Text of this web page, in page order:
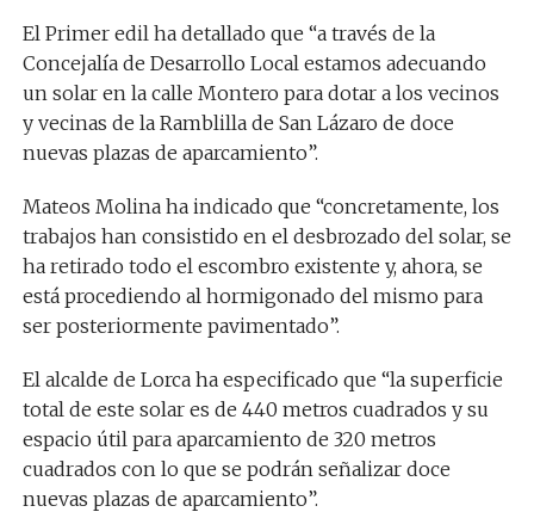
El Primer edil ha detallado que “a través de la
Concejalía de Desarrollo Local estamos adecuando
un solar en la calle Montero para dotar a los vecinos
y vecinas de la Ramblilla de San Lázaro de doce
nuevas plazas de aparcamiento”.
Mateos Molina ha indicado que “concretamente, los
trabajos han consistido en el desbrozado del solar, se
ha retirado todo el escombro existente y, ahora, se
está procediendo al hormigonado del mismo para
ser posteriormente pavimentado”.
El alcalde de Lorca ha especificado que “la superficie
total de este solar es de 440 metros cuadrados y su
espacio útil para aparcamiento de 320 metros
cuadrados con lo que se podrán señalizar doce
nuevas plazas de aparcamiento”.